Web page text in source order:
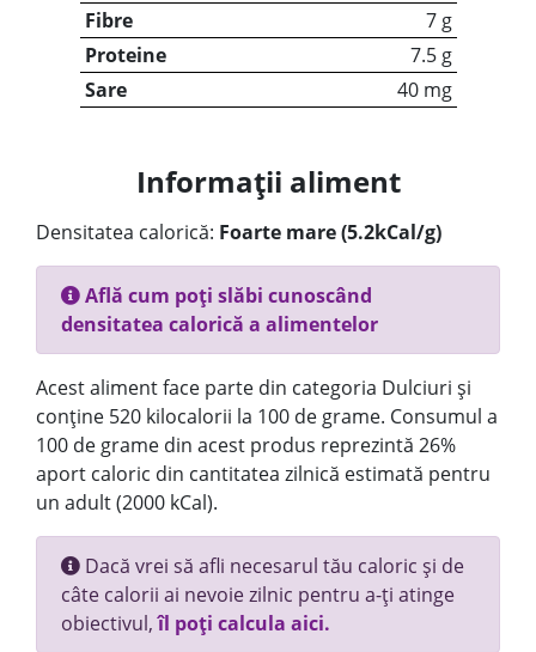
Fibre
7 g
Proteine
7.5 g
Sare
40 mg
Informații aliment
Densitatea calorică: Foarte mare (5.2kCal/g)
Află cum poți slăbi cunoscând
densitatea calorică a alimentelor
Acest aliment face parte din categoria Dulciuri și
conține 520 kilocalorii la 100 de grame. Consumul a
100 de grame din acest produs reprezintă 26%
aport caloric din cantitatea zilnică estimată pentru
un adult (2000 kCal).
Dacă vrei să afli necesarul tău caloric și de
câte calorii ai nevoie zilnic pentru a-ți atinge
obiectivul,îl poți calcula aici.